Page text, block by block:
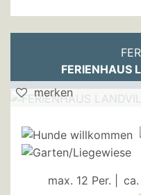
FERIENHAUS
merken
max. 12 Per. | ca.